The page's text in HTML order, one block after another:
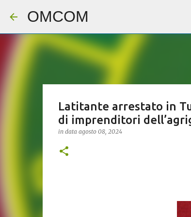
OMCOM
Latitante arrestato in
di imprenditori
in data agosto 08, 2024